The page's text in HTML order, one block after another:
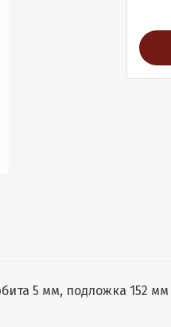
5 мм, подложка 152 мм